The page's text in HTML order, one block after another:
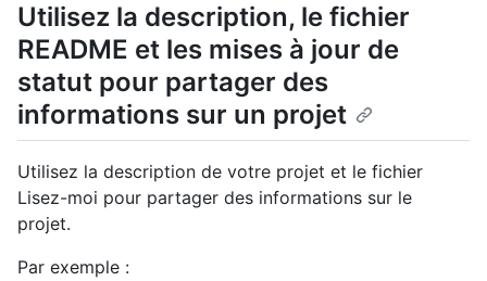
Utilisez la description, le fichier
README et les mises à jour de
statut pour partager des
informations sur un projet
Utilisez la description de votre projet et le fichier
Lisez-moi pour partager des informations sur le
projet.
Par exemple :